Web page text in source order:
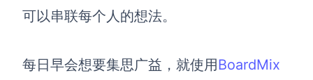
查看所有场景
可以串联每个人的想法。
每日早会想要集思广益，就使用BoardMix